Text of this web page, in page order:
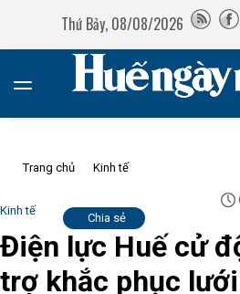
Thứ Bảy, 08/08/2026
Trang chủ Kinh tế
Kinh tế
Chia sẻ
Điện lực Huế cử
trợ khắc phục